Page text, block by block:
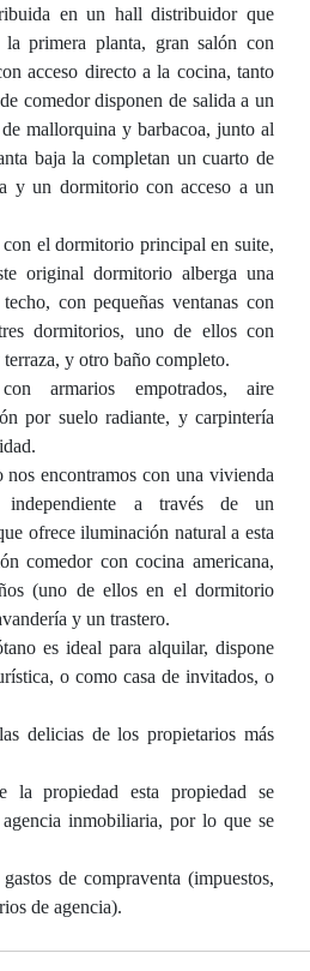
en un hall distribuidor que
la primera planta, gran salón con
acceso directo a la cocina, tanto
comedor disponen de salida a un
mallorquina y barbacoa, junto al
baja la completan un cuarto de
y un dormitorio con acceso a un
el dormitorio principal en suite,
original dormitorio alberga una
con pequeñas ventanas con
dormitorios, uno de ellos con
y otro baño completo.
armarios empotrados, aire
por suelo radiante, y carpintería
nos encontramos con una vivienda
independiente a través de un
ofrece iluminación natural a esta
comedor con cocina americana,
(uno de ellos en el dormitorio
y un trastero.
es ideal para alquilar, dispone
o como casa de invitados, o
delicias de los propietarios más
la propiedad esta propiedad se
inmobiliaria, por lo que se
de compraventa (impuestos,
de agencia).